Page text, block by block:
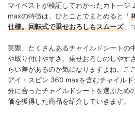
マイベストが検証してわかったカトージ
maxの特徴は、ひとことでまとめると「
仕様。回転式で乗せおろしもスムーズ 」
実際、たくさんあるチャイルドシートの
や取り付けやすさ、乗せおろしのしやす
らい差があるのか気になりますよね。こ
アイ・スピン 360 maxを含むチャイル
分に合ったチャイルドシートを選ぶため
価を獲得した商品を紹介していきます。